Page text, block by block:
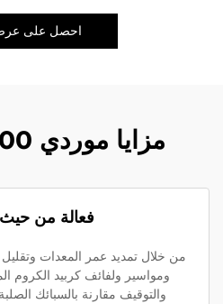
احصل على
مزايا موردي Hardox 400
فعالة من حيث
من خلال تمديد عمر المعدات وتقليل
ومواسير ولفائف كربيد الكروم
والتوقيف مقارنة بالسبائك